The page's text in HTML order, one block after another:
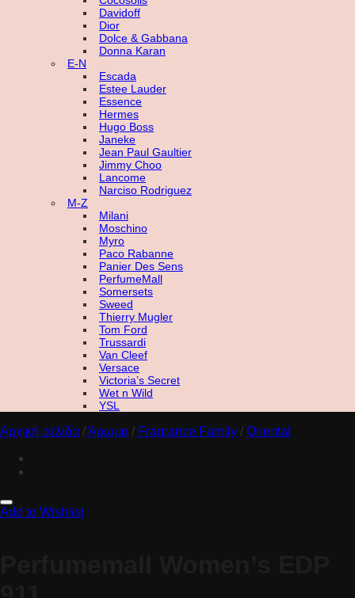
Davidoff
Dior
Dolce & Gabbana
Donna Karan
E-N
Escada
Estee Lauder
Essence
Hermes
Hugo Boss
Janeke
Jean Paul Gaultier
Jimmy Choo
Lancome
Narciso Rodriguez
M-Z
Milani
Moschino
Myro
Paco Rabanne
Panier Des Sens
PerfumeMall
Somersets
Sweed
Thierry Mugler
Tom Ford
Trussardi
Van Cleef
Versace
Victoria’s Secret
Wet n Wild
YSL
Αρχική σελίδα /Άρωμα / Fragrance Family / Oriental
Add to Wishlist